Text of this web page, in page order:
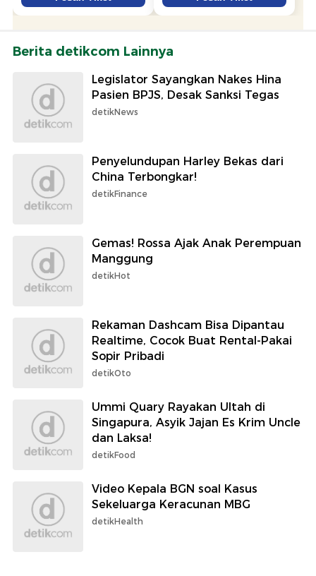
Berita detikcom Lainnya
Legislator Sayangkan Nakes Hina
Pasien BPJS, Desak Sanksi Tegas
detikNews
Penyelundupan Harley Bekas dari
China Terbongkar!
detikFinance
Gemas! Rossa Ajak Anak Perempuan
Manggung
detikHot
Rekaman Dashcam Bisa Dipantau
Realtime, Cocok Buat Rental-Pakai
Sopir Pribadi
detikOto
Ummi Quary Rayakan Ultah di
Singapura, Asyik Jajan Es Krim Uncle
dan Laksa!
detikFood
Video Kepala BGN soal Kasus
Sekeluarga Keracunan MBG
detikHealth